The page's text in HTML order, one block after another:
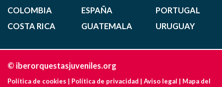
COLOMBIA
COSTA RICA
ESPAÑA
GUATEMALA
PORTUGAL
URUGUAY
© iberorquestasjuveniles.org
Política de cookies | Política de privacidad | Aviso legal | Mapa del